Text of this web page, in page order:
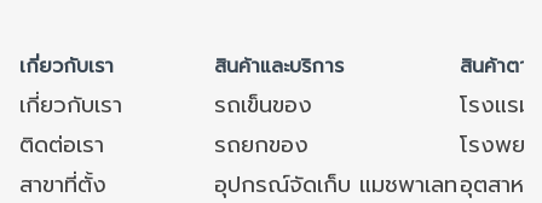
เกี่ยวกับเรา สินค้าและบริการ สินค้าตา
เกี่ยวกับเรา รถเข็นของ
โรงแร
ติดต่อเรา
รถยกของ
โรงพย
สาขาที่ตั้ง
อุปกรณ์จัดเก็บ แมชพาเลทอุตสาหก